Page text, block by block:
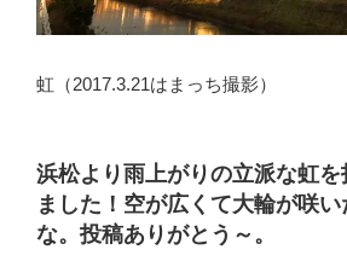
虹（2017.3.21はまっち撮影）
浜松より雨上がりの立派な虹
ました！空が広くて大輪が咲
な。投稿ありがとう～。